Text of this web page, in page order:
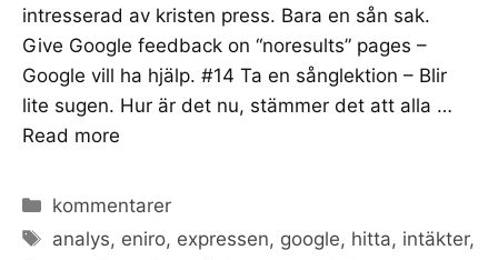
intresserad av kristen press. Bara en sån sak.
Give Google feedback on “noresults” pages –
Google vill ha hjälp. #14 Ta en sånglektion – Blir
lite sugen. Hur är det nu, stämmer det att alla …
Read more
Categories
kommentarer
Tags
analys, eniro, expressen, google, hitta, intäkter,